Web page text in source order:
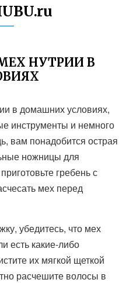
НУТРИИ В
в домашних условиях,
инструменты и немного
вам понадобится острая
ножницы для
гребень с
мех перед
убедитесь, что мех
есть какие-либо
их мягкой щеткой
расчешите волосы в